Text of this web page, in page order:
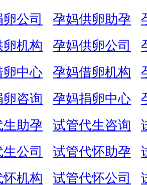
公司 孕妈供卵助孕
机构 孕妈供卵公司
卵中心 孕妈借卵机构
咨询 孕妈捐卵中心
助孕 试管代生咨询
公司 试管代怀助孕
机构 试管代怀公司